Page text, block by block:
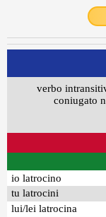
verbo
coniugato
io latrocino
tu latrocini
lui/lei latrocina